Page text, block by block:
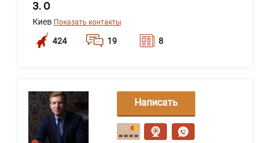
З. О
Киев Показать контакты
424 19 8
Написать
сообщение